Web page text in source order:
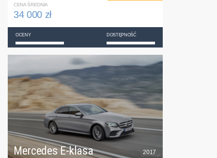
CENA ŚREDNIA
34 000 zł
OCENY DOSTĘPNOŚĆ
Mercedes E-klasa 2017